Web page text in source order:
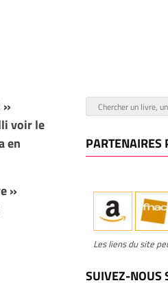
»
voir le
en
»
PARTENAIRES
Les liens du site
SUIVEZ-NOUS